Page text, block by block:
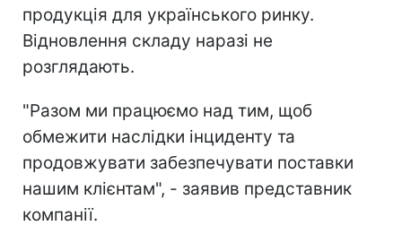
продукція для українського ринку.
Відновлення складу наразі не
розглядають.
"Разом ми працюємо над тим, щоб
обмежити наслідки інциденту та
продовжувати забезпечувати поставки
нашим клієнтам", - заявив представник
компанії.